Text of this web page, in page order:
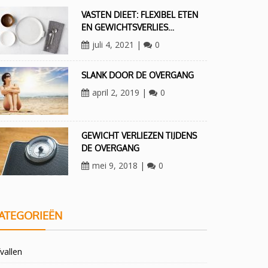
VASTEN DIEET: FLEXIBEL ETEN
EN GEWICHTSVERLIES…
juli 4, 2021 | 0
SLANK DOOR DE OVERGANG
april 2, 2019 | 0
GEWICHT VERLIEZEN TIJDENS
DE OVERGANG
mei 9, 2018 | 0